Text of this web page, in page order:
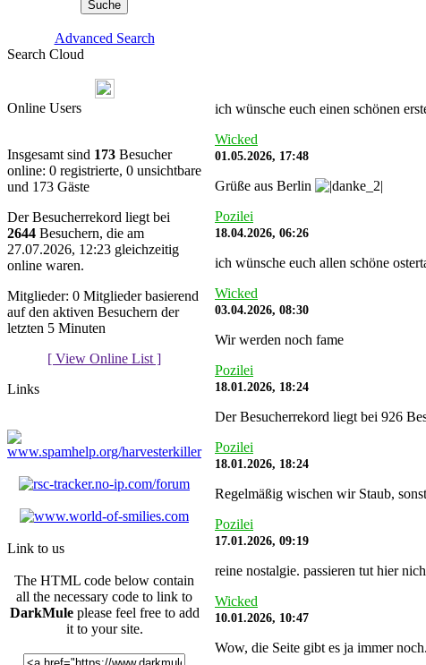
Advanced Search
Search Cloud
Online Users
Insgesamt sind 173 Besucher
online: 0 registrierte, 0 unsichtbare
und 173 Gäste
Der Besucherrekord liegt bei
2644 Besuchern, die am
27.07.2026, 12:23 gleichzeitig
online waren.
Mitglieder: 0 Mitglieder basierend
auf den aktiven Besuchern der
letzten 5 Minuten
[ View Online List ]
Links
Link to us
The HTML code below contain
all the necessary code to link to
DarkMuleplease feel free to add
it to your site.
ich wünsche euch einen schönen
Wicked
01.05.2026, 17:48
Grüße aus Berlin
Pozilei
18.04.2026, 06:26
ich wünsche euch allen schöne
Wicked
03.04.2026, 08:30
Wir werden noch fame
Pozilei
18.01.2026, 18:24
Der Besucherrekord liegt bei 926
Pozilei
18.01.2026, 18:24
Regelmäßig wischen wir Staub,
Pozilei
17.01.2026, 09:19
reine nostalgie. passieren tut hier
Wicked
10.01.2026, 10:47
Wow, die Seite gibt es ja immer